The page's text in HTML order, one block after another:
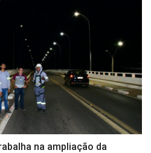
na ampliação da